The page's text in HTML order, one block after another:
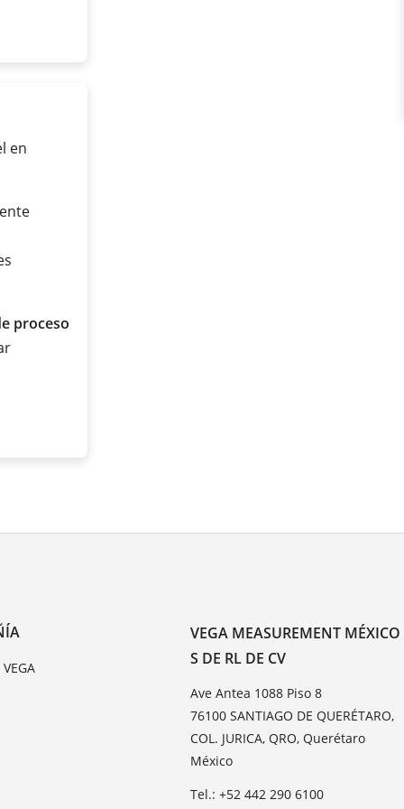
en
proceso
VEGA MEASUREMENT MÉXICO
S DE RL DE CV
Ave Antea 1088 Piso 8
76100 SANTIAGO DE QUERÉTARO,
COL. JURICA, QRO, Querétaro
México
Tel.: +52 442 290 6100